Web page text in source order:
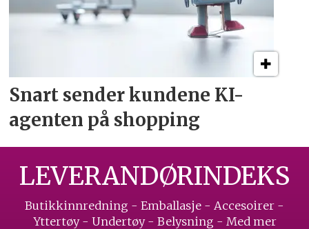
Snart sender kundene KI-
agenten på shopping
LEVERANDØRINDEKS
Butikkinnredning - Emballasje - Accesoirer -
Yttertøy - Undertøy - Belysning - Med mer